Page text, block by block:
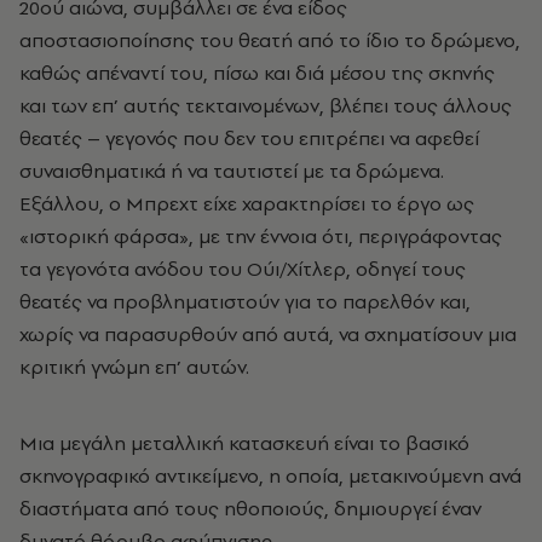
20ού αιώνα, συμβάλλει σε ένα είδος
αποστασιοποίησης του θεατή από το ίδιο το δρώμενο,
καθώς απέναντί του, πίσω και διά μέσου της σκηνής
και των επ’ αυτής τεκταινομένων, βλέπει τους άλλους
θεατές – γεγονός που δεν του επιτρέπει να αφεθεί
συναισθηματικά ή να ταυτιστεί με τα δρώμενα.
Εξάλλου, ο Μπρεχτ είχε χαρακτηρίσει το έργο ως
«ιστορική φάρσα», με την έννοια ότι, περιγράφοντας
τα γεγονότα ανόδου του Ούι/Χίτλερ, οδηγεί τους
θεατές να προβληματιστούν για το παρελθόν και,
χωρίς να παρασυρθούν από αυτά, να σχηματίσουν μια
κριτική γνώμη επ’ αυτών.
Μια μεγάλη μεταλλική κατασκευή είναι το βασικό
σκηνογραφικό αντικείμενο, η οποία, μετακινούμενη ανά
διαστήματα από τους ηθοποιούς, δημιουργεί έναν